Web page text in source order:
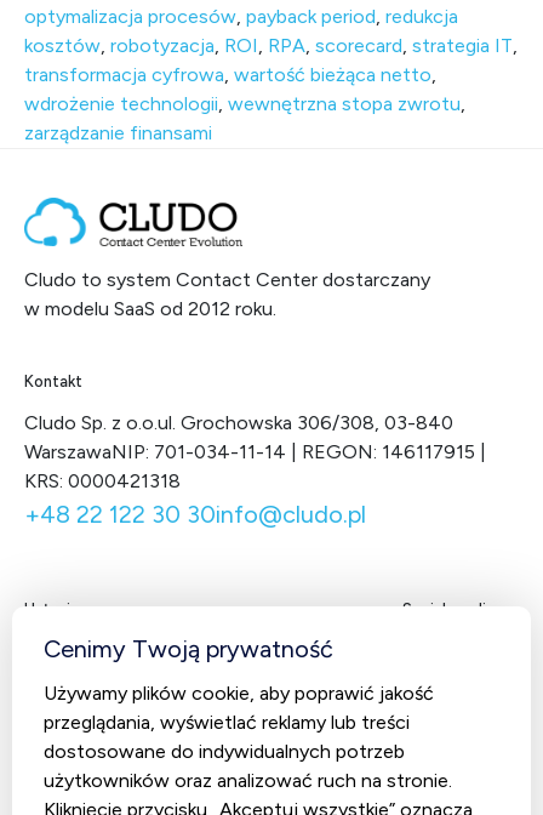
optymalizacja procesów, payback period, redukcja
kosztów, robotyzacja, ROI, RPA, scorecard, strategia IT,
transformacja cyfrowa, wartość bieżąca netto,
wdrożenie technologii, wewnętrzna stopa zwrotu,
zarządzanie finansami
Cludo to system Contact Center dostarczany
w modelu SaaS od 2012 roku.
Kontakt
Cludo Sp. z o.o.ul. Grochowska 306/308, 03-840
WarszawaNIP: 701-034-11-14 | REGON: 146117915 |
KRS: 0000421318
+48 22 122 30 30info@cludo.pl
Usługi
Contact Center
CludoCRM
Telekomunikacja
AI Studio – Sztuczna inteligencja
Social media
Cenimy Twoją prywatność
Używamy plików cookie, aby poprawić jakość
przeglądania, wyświetlać reklamy lub treści
dostosowane do indywidualnych potrzeb
użytkowników oraz analizować ruch na stronie.
Kliknięcie przycisku „Akceptuj wszystkie” oznacza